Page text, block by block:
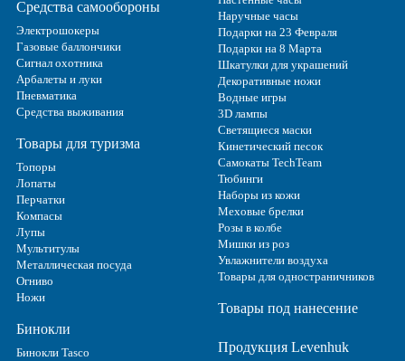
Средства самообороны
Электрошокеры
Газовые баллончики
Сигнал охотника
Арбалеты и луки
Пневматика
Средства выживания
Товары для туризма
Топоры
Лопаты
Перчатки
Компасы
Лупы
Мультитулы
Металлическая посуда
Огниво
Ножи
Бинокли
Бинокли Tasco
Наручные часы
Подарки на 23 Февраля
Подарки на 8 Марта
Шкатулки для украшений
Декоративные ножи
Водные игры
3D лампы
Светящиеся маски
Кинетический песок
Самокаты TechTeam
Тюбинги
Наборы из кожи
Меховые брелки
Розы в колбе
Мишки из роз
Увлажнители воздуха
Товары для одностраничников
Товары под нанесение
Продукция Levenhuk